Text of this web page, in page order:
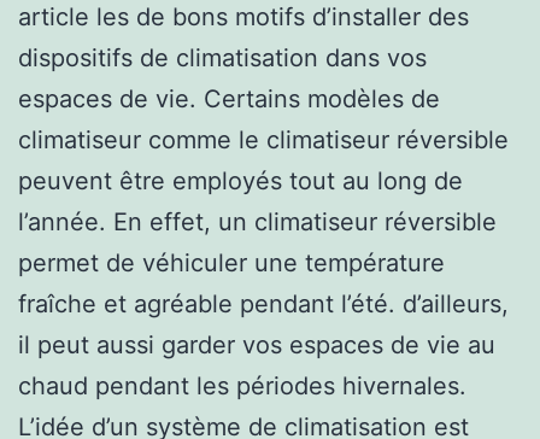
article les de bons motifs d’installer des
dispositifs de climatisation dans vos
espaces de vie. Certains modèles de
climatiseur comme le climatiseur réversible
peuvent être employés tout au long de
l’année. En effet, un climatiseur réversible
permet de véhiculer une température
fraîche et agréable pendant l’été. d’ailleurs,
il peut aussi garder vos espaces de vie au
chaud pendant les périodes hivernales.
L’idée d’un système de climatisation est